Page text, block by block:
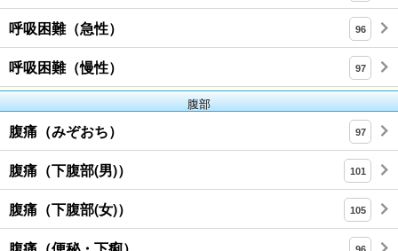
呼吸困難（急性） 96
呼吸困難（慢性） 97
腹部
腹痛（みぞおち） 97
腹痛（下腹部(男)） 101
腹痛（下腹部(女)） 105
96